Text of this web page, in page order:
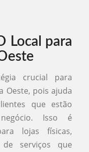
Local para
crucial para
Oeste, pois ajuda
que estão
Isso é
lojas físicas,
serviços que